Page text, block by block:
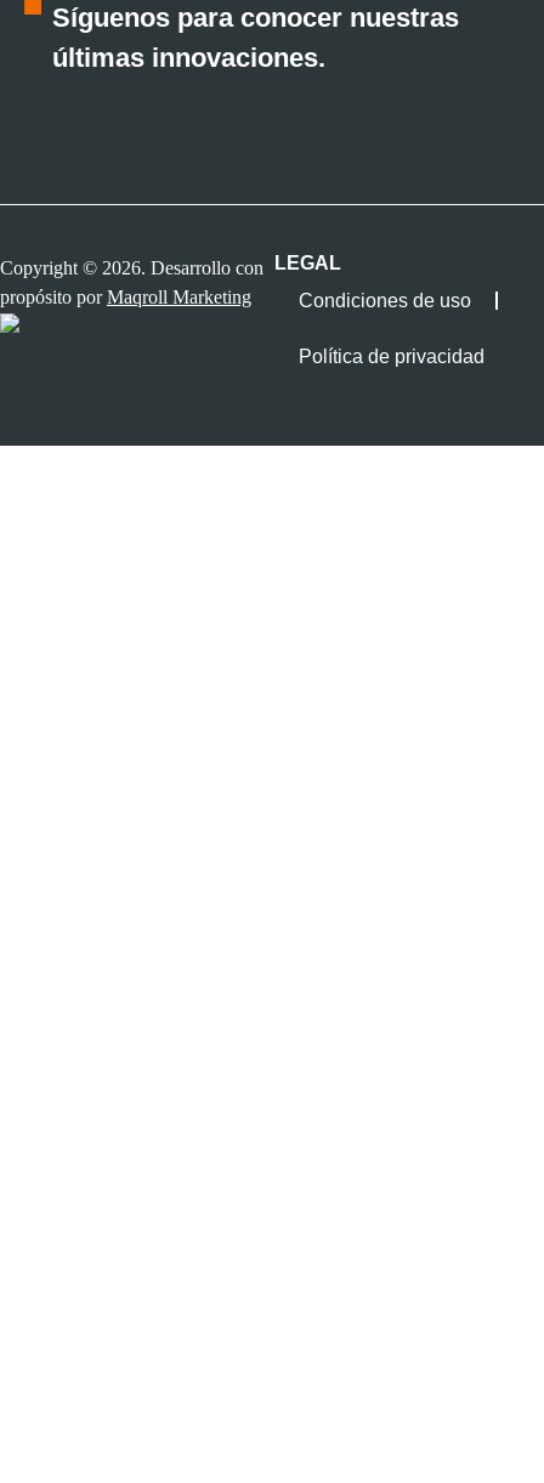
Síguenos para conocer nuestras
últimas innovaciones.
Copyright © 2026. Desarrollo con
propósito porMaqroll Marketing
LEGAL
Condiciones de uso
Política de privacidad